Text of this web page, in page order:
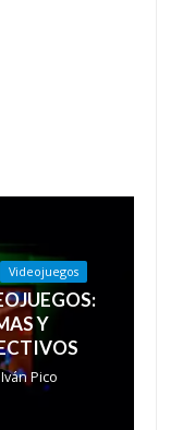
Videojuegos
Y
Iván Pico